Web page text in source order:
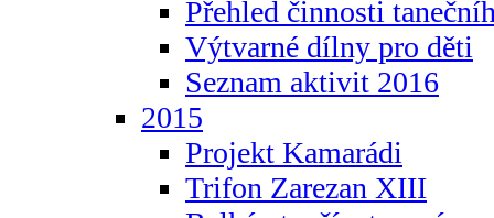
Přehled činnosti
Výtvarné dílny pro děti
Seznam aktivit 2016
2015
Projekt Kamarádi
Trifon Zarezan XIII